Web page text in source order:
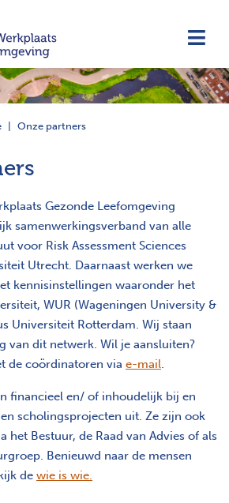
Onze partners
Gezonde Leefomgeving
samenwerkingsverband van alle
voor Risk Assessment Sciences
Utrecht. Daarnaast werken we
kennisinstellingen waaronder het
WUR (Wageningen University &
Universiteit Rotterdam. Wij staan
van dit netwerk. Wil je aansluiten?
de coördinatoren via e-mail.
financieel en/ of inhoudelijk bij en
scholingsprojecten uit. Ze zijn ook
het Bestuur, de Raad van Advies of als
Benieuwd naar de mensen
de wie is wie.